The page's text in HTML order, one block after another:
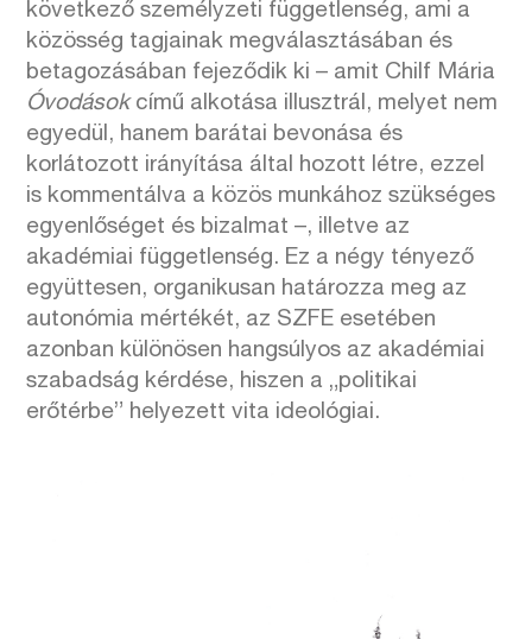
következő személyzeti függetlenség, ami a
közösség tagjainak megválasztásában és
betagozásában fejeződik ki – amit Chilf Mária
Óvodásokcímű alkotása illusztrál, melyet nem
egyedül, hanem barátai bevonása és
korlátozott irányítása által hozott létre, ezzel
is kommentálva a közös munkához szükséges
egyenlőséget és bizalmat –, illetve az
akadémiai függetlenség. Ez a négy tényező
együttesen, organikusan határozza meg az
autonómia mértékét, az SZFE esetében
azonban különösen hangsúlyos az akadémiai
szabadság kérdése, hiszen a „politikai
erőtérbe” helyezett vita ideológiai.